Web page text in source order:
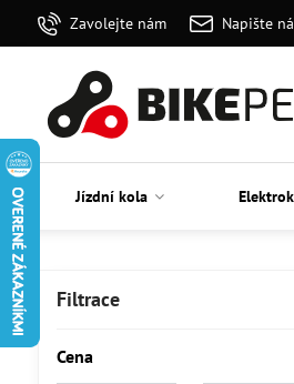
Zavolejte nám Napište
Jízdní kola
Filtrace
Cena